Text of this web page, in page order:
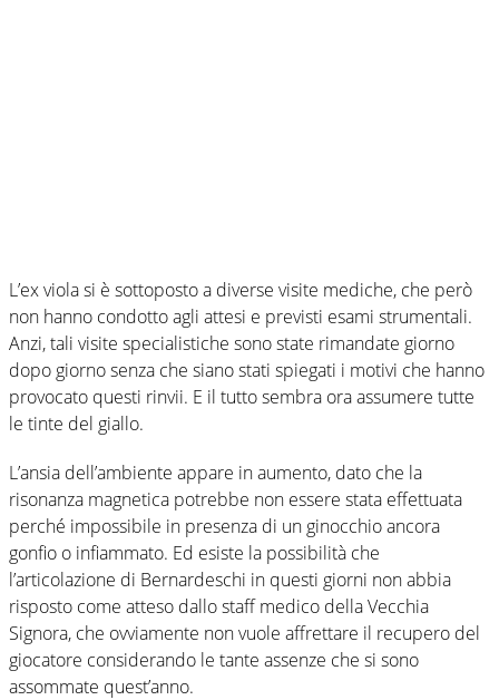
L’ex viola si è sottoposto a diverse visite mediche, che però
non hanno condotto agli attesi e previsti esami strumentali.
Anzi, tali visite specialistiche sono state rimandate giorno
dopo giorno senza che siano stati spiegati i motivi che hanno
provocato questi rinvii. E il tutto sembra ora assumere tutte
le tinte del giallo.
L’ansia dell’ambiente appare in aumento, dato che la
risonanza magnetica potrebbe non essere stata effettuata
perché impossibile in presenza di un ginocchio ancora
gonfio o infiammato. Ed esiste la possibilità che
l’articolazione di Bernardeschi in questi giorni non abbia
risposto come atteso dallo staff medico della Vecchia
Signora, che ovviamente non vuole affrettare il recupero del
giocatore considerando le tante assenze che si sono
assommate quest’anno.